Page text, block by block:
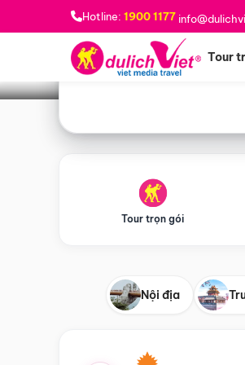
Hotline: 1900 1177
Tour
Bạn muốn đi đâu? *
Tour trọn gói
Nội địa